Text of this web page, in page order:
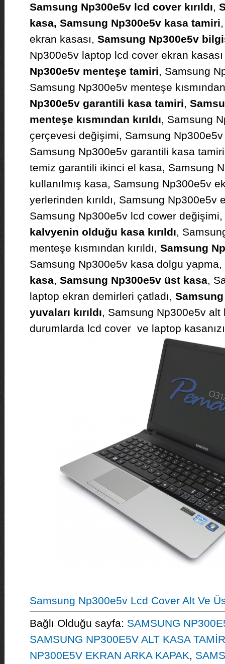
Samsung Np300e5v lcd cover kırıldı,
kasa, Samsung Np300e5v kasa tamiri
ekran kasası, Samsung Np300e5v
Np300e5v laptop lcd cover ekran
Np300e5v menteşe tamiri, Samsung
Samsung Np300e5v menteşe
Np300e5v garantili kasa tamiri,
menteşe kısmından kırıldı, Samsung
çerçevesi değişimi, Samsung
Samsung Np300e5v garantili kasa
temiz garantili ikinci el kasa, Samsung
kullanılmış kasa, Samsung Np300e5v
yerlerinden kırıldı, Samsung Np300e5v
Samsung Np300e5v lcd cower değişimi,
kalvyenin olduğu kasa kırıldı,
menteşe kısmından kırıldı, Samsung
Samsung Np300e5v kasa dolgu yapma,
kasa, Samsung Np300e5v üst kasa,
laptop ekran demirleri çatladı,
yuvaları kırıldı, Samsung Np300e5v alt
durumlarda lcd cover ve laptop
Samsung Np300e5v Lcd Cover Alt Ve
Bağlı Olduğu sayfa: SAMSUNG
SAMSUNG NP300E5V ALT KASA
NP300E5V EKRAN ARKA KAPAK,